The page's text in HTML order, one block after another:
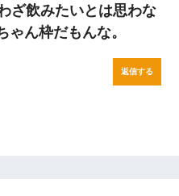
ざ飲みたいとは思わな
ゃん枠だもんな。
返信する